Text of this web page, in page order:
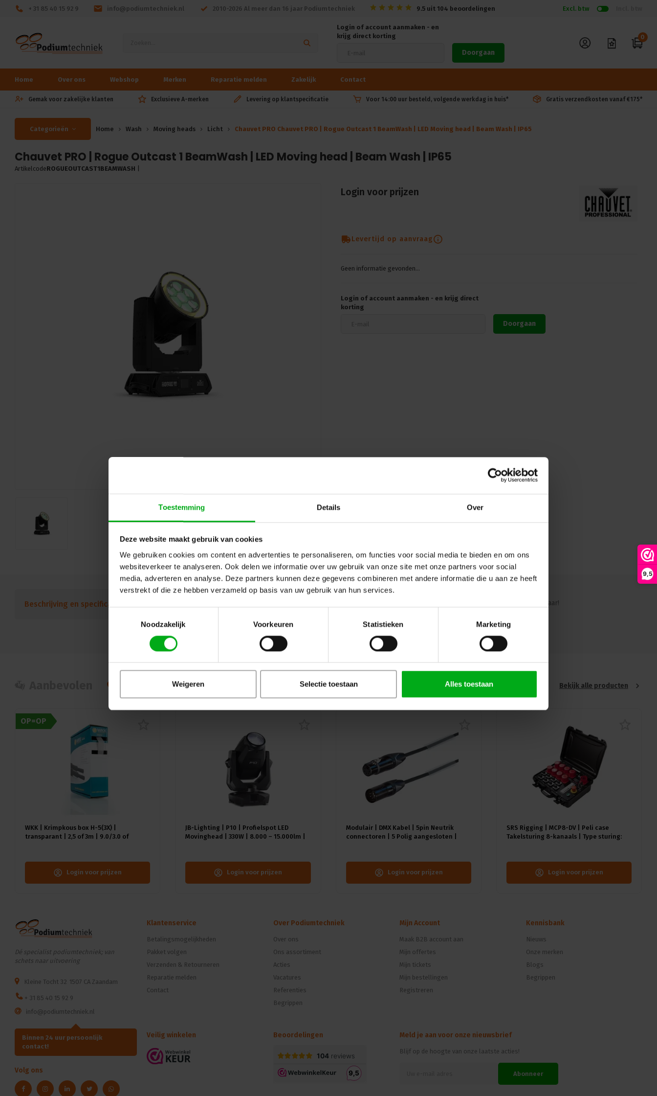
Toestemming Details Over
Deze website maakt gebruik van cookies
We gebruiken cookies om content en advertenties te personaliseren, om functies voor social media te bieden en om ons
websiteverkeer te analyseren. Ook delen we informatie over uw gebruik van onze site met onze partners voor social
media, adverteren en analyse. Deze partners kunnen deze gegevens combineren met andere informatie die u aan ze heeft
verstrekt of die ze hebben verzameld op basis van uw gebruik van hun services.
Noodzakelijk
Voorkeuren Statistieken Marketing
Weigeren Selectie toestaan Alles toestaan
9,5
+ 31 85 40 15 92 9 info@podiumtechniek.nl 2010-2026 Al meer dan 16 jaar Podiumtechniek 9.5 uit 104 beoordelingen Excl. btw
Login of account aanmaken - en
krijg direct korting
Doorgaan
0
Home Over ons Webshop Merken Reparatie melden Zakelijk Contact
Gemak voor zakelijke klanten Exclusieve A-merken Levering op klantspecificatie Voor 14:00 uur besteld, volgende werkdag in huis* Gratis verzendkosten vanaf €175*
Categorieën Home Wash Moving heads Licht Chauvet PRO Chauvet PRO | Rogue Outcast 1 BeamWash | LED Moving head | Beam Wash | IP65
Chauvet PRO | Rogue Outcast 1 BeamWash | LED Moving head | Beam Wash | IP65
ArtikelcodeROGUEOUTCAST1BEAMWASH
Login voor prijzen
Levertijd op aanvraag
Geen informatie gevonden...
Login of account aanmaken - en krijg direct
korting
Doorgaan
Beschrijving en specificaties Ons team staat graag voor je klaar!
Nieuw Bekijk alle producten
OP=OP
WKK | Krimpkous box H-5(3X) |
transparant | 2,5 of 3m | 9.0/3.0 of
Login voor prijzen
JB-Lighting | P10 | Profielspot LED
Movinghead | 330W | 8.000 – 15.000lm |
Login voor prijzen
Modulair | DMX Kabel | 5pin Neutrik
connectoren | 5 Polig aangesloten |
Login voor prijzen
SRS Rigging | MCP8-DV | Peli case
Takelsturing 8-kanaals | Type sturing:
Login voor prijzen
Dé specialist podiumtechniek; van
schets naar uitvoering
Kleine Tocht 32 1507 CA Zaandam
+ 31 85 40 15 92 9
info@podiumtechniek.nl
Binnen 24 uur persoonlijk
contact!
Volg ons
Klantenservice
Betalingsmogelijkheden
Pakket volgen
Verzenden & Retourneren
Reparatie melden
Contact
Over Podiumtechniek
Over ons
Ons assortiment
Acties
Vacatures
Referenties
Begrippen
Mijn Account
Maak B2B account aan
Mijn offertes
Mijn tickets
Mijn bestellingen
Registreren
Kennisbank
Nieuws
Onze merken
Blogs
Begrippen
Veilig winkelen Beoordelingen Meld je aan voor onze nieuwsbrief
Blijf op de hoogte van onze laatste acties!
Abonneer